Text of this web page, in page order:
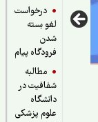
درخواست
لغو بسته
فرودگاه پیام
مطالبه
شفافیت در
دانشگاه
علوم پزشکی